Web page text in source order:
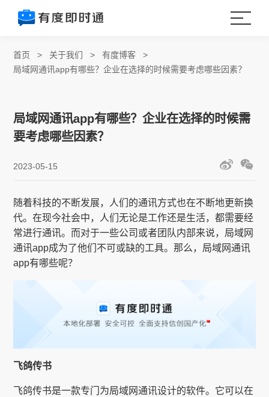
首页 > 关于我们 >有度博客 >
局域网通讯app有哪些？企业在选择的时候需要考虑哪些因素？
局域网通讯app有哪些？企业在选择的时候需
要考虑哪些因素？
2023-05-15
随着科技的不断发展，人们的通讯方式也在不断地更新换
代。在现今社会中，人们无论是工作还是生活，都需要经
常进行通讯。而对于一些公司或者团队内部来说，局域网
通讯app成为了他们不可或缺的工具。那么，局域网通讯
app有哪些呢？
飞鸽传书
飞鸽传书是一款专门为局域网通讯设计的软件。它可以在